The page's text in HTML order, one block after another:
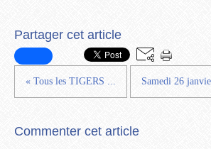
Partager cet article
« Tous les TIGERS ... Samedi 26
Commenter cet article